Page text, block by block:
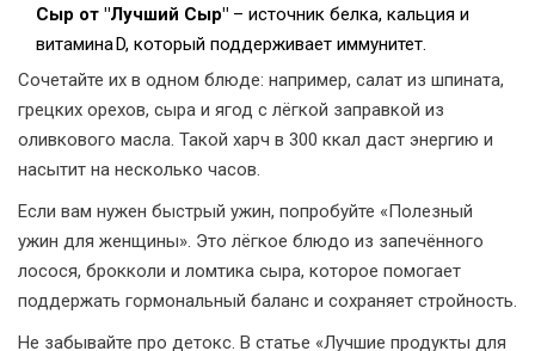
Сыр от "Лучший Сыр" – источник белка, кальция и
витамина D, который поддерживает иммунитет.
Сочетайте их в одном блюде: например, салат из шпината,
грецких орехов, сыра и ягод с лёгкой заправкой из
оливкового масла. Такой харч в 300 ккал даст энергию и
насытит на несколько часов.
Если вам нужен быстрый ужин, попробуйте «Полезный
ужин для женщины». Это лёгкое блюдо из запечённого
лосося, брокколи и ломтика сыра, которое помогает
поддержать гормональный баланс и сохраняет стройность.
Не забывайте про детокс. В статье «Лучшие продукты для